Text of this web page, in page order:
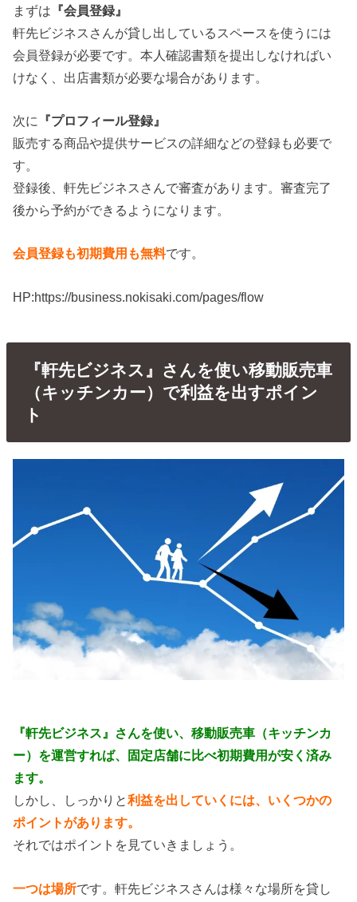
まずは 『会員登録』
軒先ビジネスさんが貸し出しているスペースを使うには
会員登録が必要です。本人確認書類を提出しなければい
けなく、出店書類が必要な場合があります。
次に
『プロフィール登録』
販売する商品や提供サービスの詳細などの登録も必要で
す。
登録後、軒先ビジネスさんで審査があります。審査完了
後から予約ができるようになります。
会員登録も初期費用も無料です。
HP:https://business.nokisaki.com/pages/flow
『軒先ビジネス』さんを使い移動販売車
（キッチンカー）で利益を出すポイン
ト
『軒先ビジネス』さんを使い、移動販売車（キッチンカ
ー）を運営すれば、固定店舗に比べ初期費用が安く済み
ます。
しかし、しっかりと利益を出していくには、いくつかの
ポイントがあります。
それではポイントを見ていきましょう。
一つは場所です。軒先ビジネスさんは様々な場所を貸し